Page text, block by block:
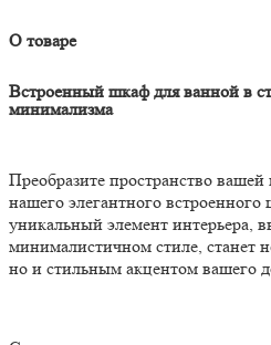
О товаре
Встроенный шкаф для ванной в
минимализма
Преобразите пространство
нашего элегантного
уникальный элемент интерьера,
минималистичном стиле, станет
но и стильным акцентом вашего